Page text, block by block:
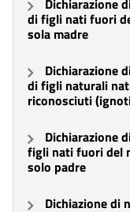
Dichiarazione
di figli nati fuori
sola madre
Dichiarazione
di figli naturali
riconosciuti
Dichiarazione
figli nati fuori del
solo padre
Dichiazione di